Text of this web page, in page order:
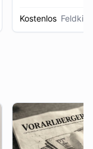
Kostenlos